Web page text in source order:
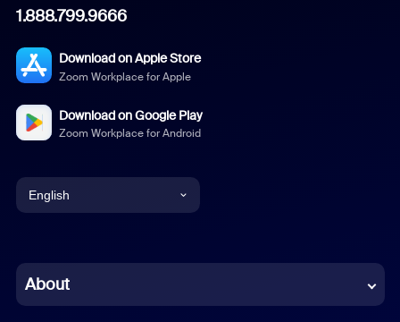
1.888.799.9666
Download on Apple Store
Zoom Workplace for Apple
Download on Google Play
Zoom Workplace for Android
English
Chinese (Simplified)
About